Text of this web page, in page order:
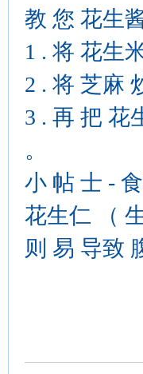
教 您 花生
1 . 将 花生
2 . 将 芝麻
3 . 再 把 花
。
小 帖 士 -
花生仁 （
则 易 导致